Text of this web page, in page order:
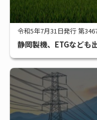
令和5年7月31日発行 第
静岡製機、ETGなども